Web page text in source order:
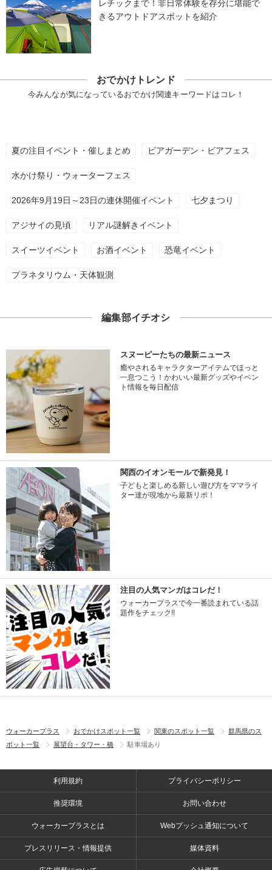
レチックまで！非日常体験を存分に堪能で
きるアウトドアスポットを紹介
おでかけトレンド
今みんなが気になっているおでかけ関連キーワードはコレ！
夏の注目イベント・催しまとめ ビアガーデン・ビアフェス
水かけ祭り・ウォーターフェス
2026年9月19日～23日の連休開催イベント 七夕まつり
アジサイの見頃 リアル謎解きイベント
スイーツイベント お酒イベント 恐竜イベント
プラネタリウム・天体観測
編集部イチオシ
スヌーピーたちの最新ニュース
癒やされるキャラクターアイテムでほっと
一息つこう！かわいい最新グッズやイベン
ト情報を毎日配信
関西のイオンモールで新発見！
子どもと楽しめる新しい遊び方をママライ
ター達が現地から最新リポ！
注目の人気マンガはコレだ！
ウォーカープラスで今一番読まれている話
題作をチェック!!
ウォーカープラス おでかけスポット一覧 関東のスポット一覧
群馬県のス
ポット一覧
展望台・タワー・橋 駐車場あり
利用規約 プライバシーポリシー
推奨環境 お問い合わせ
ウォーカープラスとは Webプッシュ通知について
プレスリリース・情報提供 媒体資料